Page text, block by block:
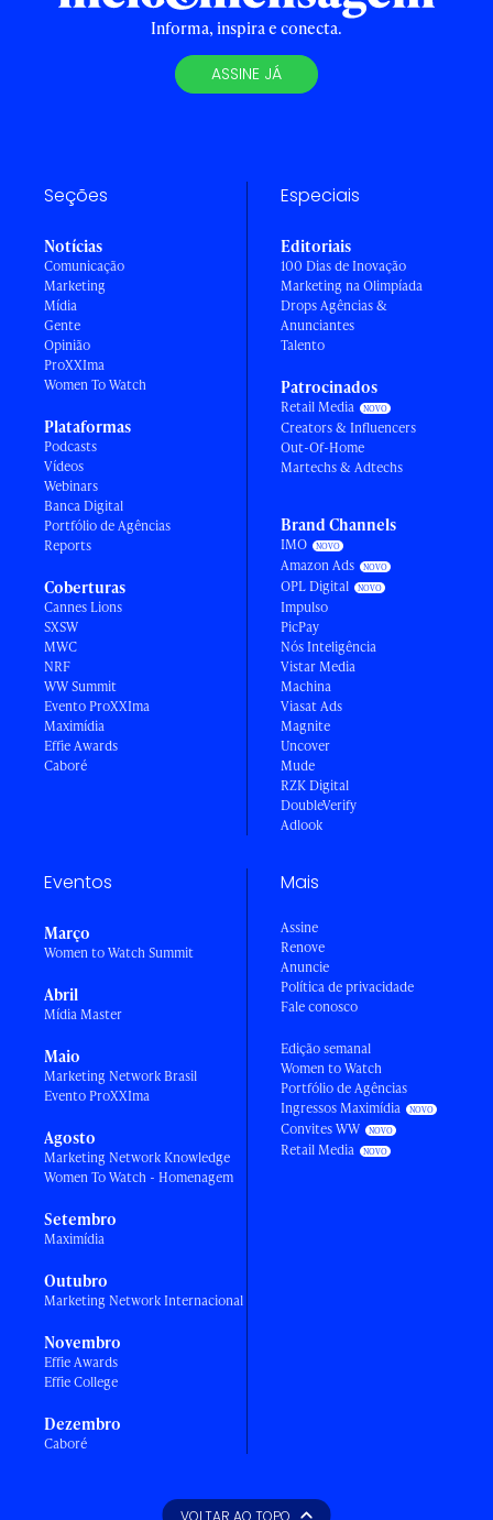
Informa, inspira e conecta.
ASSINE JÁ
Seções
Notícias
Comunicação
Marketing
Mídia
Gente
Opinião
ProXXIma
Women To Watch
Plataformas
Podcasts
Vídeos
Webinars
Banca Digital
Portfólio de Agências
Reports
Coberturas
Cannes Lions
SXSW
MWC
NRF
WW Summit
Evento ProXXIma
Maximídia
Effie Awards
Caboré
Especiais
Editoriais
100 Dias de Inovação
Marketing na Olimpíada
Drops Agências &
Anunciantes
Talento
Patrocinados
Retail Media
Creators & Influencers
Out-Of-Home
Martechs & Adtechs
Brand Channels
IMO
Amazon Ads
OPL Digital
Impulso
PicPay
Nós Inteligência
Vistar Media
Machina
Viasat Ads
Magnite
Uncover
Mude
RZK Digital
DoubleVerify
Adlook
Eventos
Março
Women to Watch Summit
Abril
Mídia Master
Maio
Marketing Network Brasil
Evento ProXXIma
Agosto
Marketing Network Knowledge
Women To Watch - Homenagem
Setembro
Maximídia
Outubro
Marketing Network Internacional
Novembro
Effie Awards
Effie College
Dezembro
Caboré
Mais
Assine
Renove
Anuncie
Política de privacidade
Fale conosco
Edição semanal
Women to Watch
Portfólio de Agências
Ingressos Maximídia
Convites WW
Retail Media
VOLTAR AO TOPO